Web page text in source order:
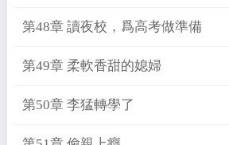
第48章 讀夜校，爲高考做準備
第49章 柔軟香甜的媳婦
第50章 李猛轉學了